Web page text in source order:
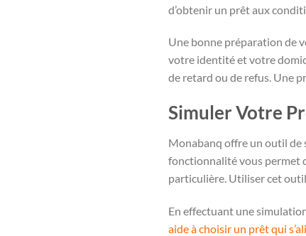
d’obtenir un prêt aux
Une bonne préparation de
votre identité et votre
de retard ou de refus. Une
Simuler Votre
Monabanq offre un outil de
fonctionnalité vous permet
particulière. Utiliser cet
En effectuant une
aide à choisir un prêt qui